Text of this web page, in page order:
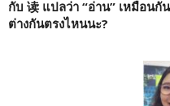
กับ 读 แปลว่า “อ่าน” เหมือนกัน
ต่างกันตรงไหนนะ?